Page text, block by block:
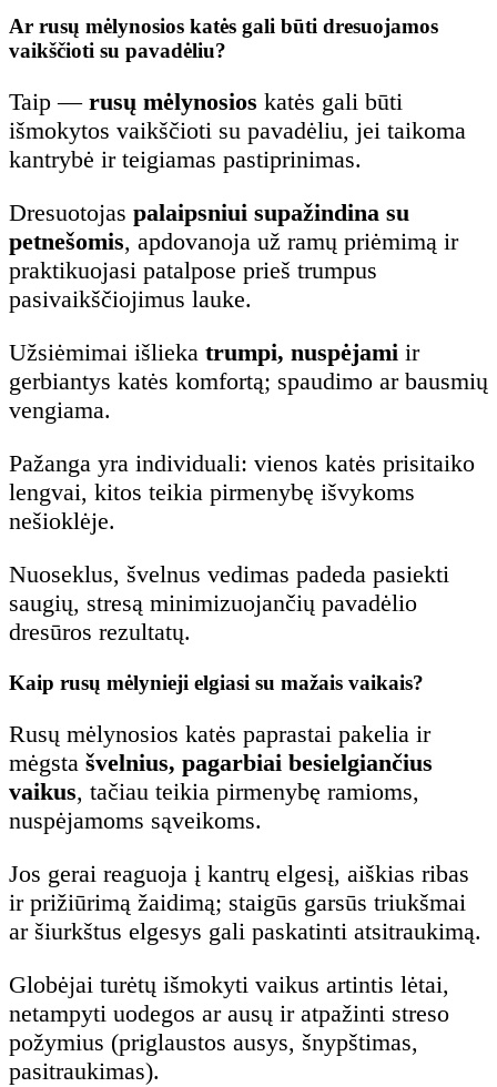
Ar rusų mėlynosios katės gali būti dresuojamos
vaikščioti su pavadėliu?
Taip — rusų mėlynosios katės gali būti
išmokytos vaikščioti su pavadėliu, jei taikoma
kantrybė ir teigiamas pastiprinimas.
Dresuotojas palaipsniui supažindina su
petnešomis, apdovanoja už ramų priėmimą ir
praktikuojasi patalpose prieš trumpus
pasivaikščiojimus lauke.
Užsiėmimai išlieka trumpi, nuspėjami ir
gerbiantys katės komfortą; spaudimo ar bausmių
vengiama.
Pažanga yra individuali: vienos katės prisitaiko
lengvai, kitos teikia pirmenybę išvykoms
nešioklėje.
Nuoseklus, švelnus vedimas padeda pasiekti
saugių, stresą minimizuojančių pavadėlio
dresūros rezultatų.
Kaip rusų mėlynieji elgiasi su mažais vaikais?
Rusų mėlynosios katės paprastai pakelia ir
mėgsta švelnius, pagarbiai besielgiančius
vaikus, tačiau teikia pirmenybę ramioms,
nuspėjamoms sąveikoms.
Jos gerai reaguoja į kantrų elgesį, aiškias ribas
ir prižiūrimą žaidimą; staigūs garsūs triukšmai
ar šiurkštus elgesys gali paskatinti atsitraukimą.
Globėjai turėtų išmokyti vaikus artintis lėtai,
netampyti uodegos ar ausų ir atpažinti streso
požymius (priglaustos ausys, šnypštimas,
pasitraukimas).